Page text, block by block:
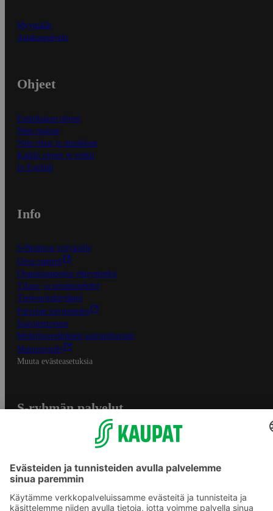
Myymälät
Asiakaspalvelu
Ohjeet
Ensitilaajan ohjeet
Näin maksat
Näin tilaat ja muokkaat
Kaikki ohjeet ja vinkit
In English
Info
S-Business yrityksille
Oiva-raportit
Osuuskauppojen yhteystiedot
Tilaus- ja toimitusehdot
Tietosuojakäytäntö
Palvelun käyttöehdot
Saavutettavuus
Mobiilisovelluksen saavutettavuus
Mainostajalle
Muuta evästeasetuksia
S-ryhmän palvelut
Yhteishyvä Ruoka -sovellus
S-ostoslista -sovellus
Prisma.fi